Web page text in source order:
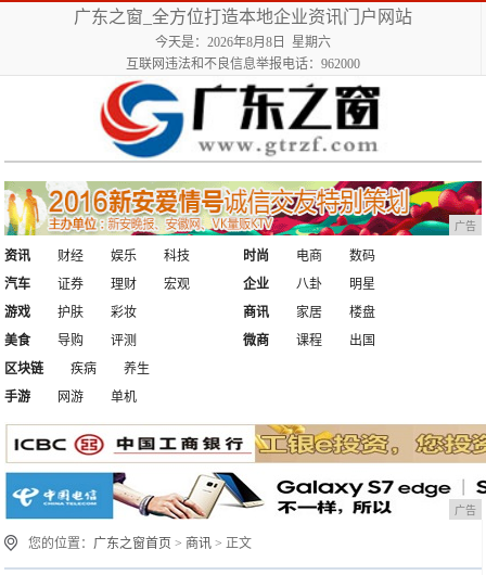
广东之窗_全方位打造本地企业资讯门户网站
今天是：2026年8月8日 星期六
互联网违法和不良信息举报电话：962000
广告
资讯 财经 娱乐
科技
汽车
证券 理财 宏观
时尚 电商
数码
企业
八卦
明星
游戏
护肤
彩妆
美食
导购 评测
商讯 家居
楼盘
微商
课程
出国
区块链
疾病
养生
手游
网游 单机
广告
您的位置： 广东之窗首页 > 商讯 > 正文